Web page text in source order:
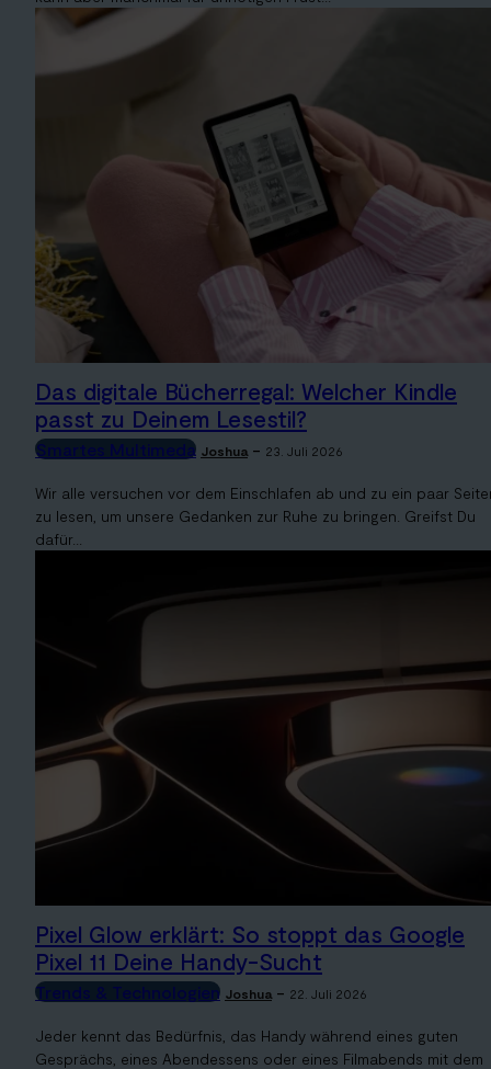
Das digitale Bücherregal: Welcher Kindle
passt zu Deinem Lesestil?
Smartes Multimeda Joshua - 23. Juli 2026
Wir alle versuchen vor dem Einschlafen ab und zu ein paar
zu lesen, um unsere Gedanken zur Ruhe zu bringen. Greifst Du
dafür...
Pixel Glow erklärt: So stoppt das Google
Pixel 11 Deine Handy-Sucht
Trends & Technologien Joshua - 22. Juli 2026
Jeder kennt das Bedürfnis, das Handy während eines guten
Gesprächs, eines Abendessens oder eines Filmabends mit dem